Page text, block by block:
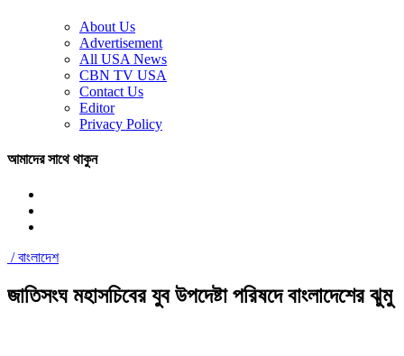
About Us
Advertisement
All USA News
CBN TV USA
Contact Us
Editor
Privacy Policy
আমাদের সাথে থাকুন
/বাংলাদেশ
জাতিসংঘ মহাসচিবের যুব উপদেষ্টা পরিষদে বাংলাদেশের ঝুমু